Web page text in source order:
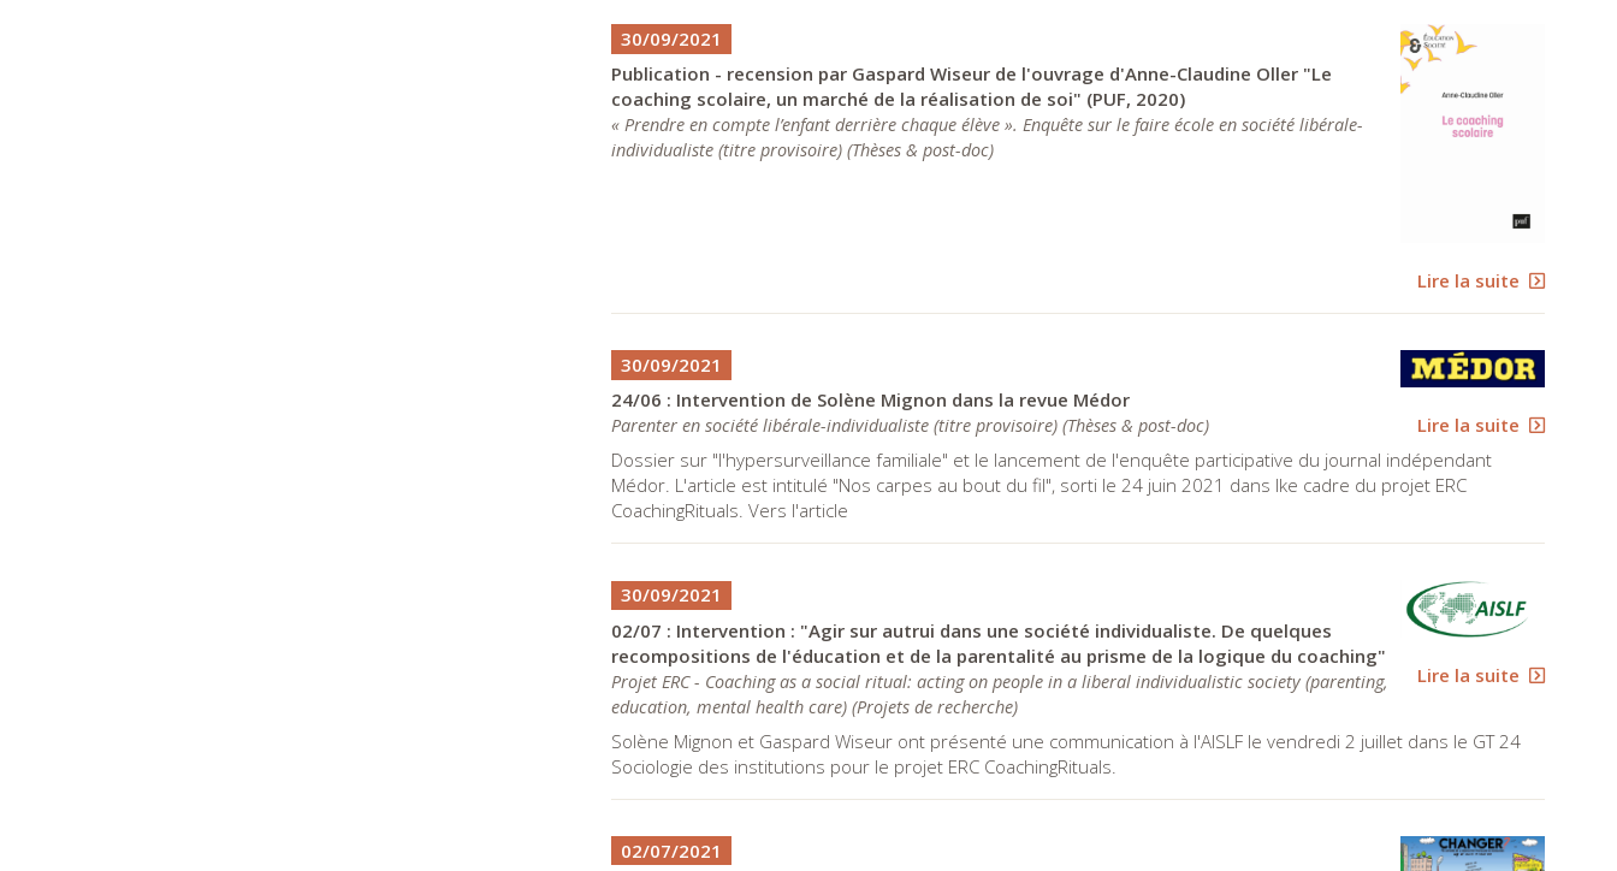
Lire la suite
30/09/2021
Publication - recension par Gaspard Wiseur de l'ouvrage d'Anne-Claudine Oller "Le
coaching scolaire, un marché de la réalisation de soi" (PUF, 2020)
« Prendre en compte l’enfant derrière chaque élève ». Enquête sur le faire école en société libérale-
individualiste (titre provisoire) (Thèses & post-doc)
Lire la suite
30/09/2021
24/06 : Intervention de Solène Mignon dans la revue Médor
Parenter en société libérale-individualiste (titre provisoire) (Thèses & post-doc)
Dossier sur "l'hypersurveillance familiale" et le lancement de l'enquête participative du journal indépendant
Médor. L'article est intitulé "Nos carpes au bout du fil", sorti le 24 juin 2021 dans lke cadre du projet ERC
CoachingRituals. Vers l'article
Lire la suite
30/09/2021
02/07 : Intervention : "Agir sur autrui dans une société individualiste. De quelques
recompositions de l'éducation et de la parentalité au prisme de la logique du coaching"
Projet ERC - Coaching as a social ritual: acting on people in a liberal individualistic society (parenting,
education, mental health care) (Projets de recherche)
Solène Mignon et Gaspard Wiseur ont présenté une communication à l'AISLF le vendredi 2 juillet dans le GT 24
Sociologie des institutions pour le projet ERC CoachingRituals.
02/07/2021